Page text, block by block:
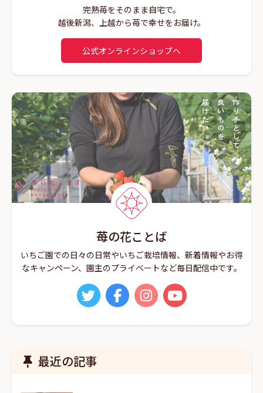
完熟苺をそのまま自宅で。
越後新潟、上越から苺で幸せをお届け。
公式オンラインショップへ
苺の花ことば
いちご園での日々の日常やいちご栽培情報、新着情報やお得
なキャンペーン、園主のプライベートなど毎日配信中です。
最近の記事